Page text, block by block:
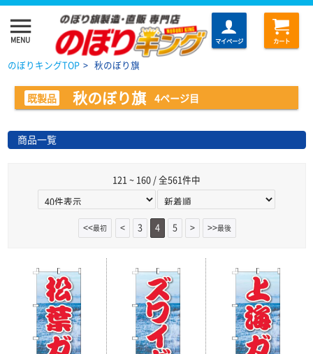
menu
MENU マイページ カート
のぼりキングTOP > 秋のぼり旗
既製品 秋のぼり旗 4ページ目
商品一覧
121 ~ 160 / 全561件中
<<最初 < 3 4 5 > >>最後